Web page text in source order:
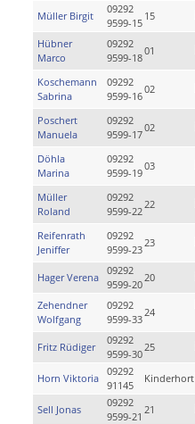
Müller Birgit
09292
9599-15
15
Hübner
Marco
09292
9599-18
01
Koschemann
Sabrina
09292
9599-16
02
Poschert
Manuela
09292
9599-17
02
Döhla
Marina
09292
9599-19
03
Müller
Roland
09292
9599-22
22
Reifenrath
Jeniffer
09292
9599-23
23
Hager Verena
09292
9599-20
20
Zehendner
Wolfgang
09292
9599-33
24
Fritz Rüdiger
09292
9599-30
25
Horn Viktoria
09292
91145
Kinderhort
Sell Jonas
09292
9599-21
21